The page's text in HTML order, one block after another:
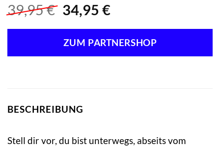
39,95€ Ursprünglicher
Preis
war:
39,95 €
34,95 €Aktueller
ist:
34,95 €.
ZUM PARTNERSHOP
BESCHREIBUNG
Stell dir vor, du bist unterwegs, abseits vom